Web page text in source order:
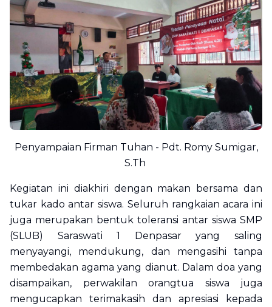
Penyampaian Firman Tuhan - Pdt. Romy Sumigar,
S.Th
Kegiatan ini diakhiri dengan makan bersama dan
tukar kado antar siswa. Seluruh rangkaian acara ini
juga merupakan bentuk toleransi antar siswa SMP
(SLUB) Saraswati 1 Denpasar yang saling
menyayangi, mendukung, dan mengasihi tanpa
membedakan agama yang dianut. Dalam doa yang
disampaikan, perwakilan orangtua siswa juga
mengucapkan terimakasih dan apresiasi kepada